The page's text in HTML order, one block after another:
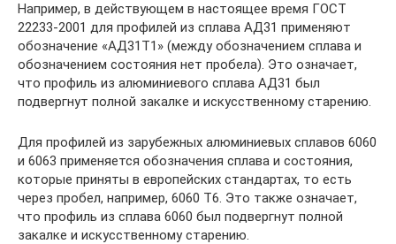
Например, в действующем в настоящее время ГОСТ
22233-2001 для профилей из сплава АД31 применяют
обозначение «АД31Т1» (между обозначением сплава и
обозначением состояния нет пробела). Это означает,
что профиль из алюминиевого сплава АД31 был
подвергнут полной закалке и искусственному старению.
Для профилей из зарубежных алюминиевых сплавов 6060
и 6063 применяется обозначения сплава и состояния,
которые приняты в европейских стандартах, то есть
через пробел, например, 6060 Т6. Это также означает,
что профиль из сплава 6060 был подвергнут полной
закалке и искусственному старению.